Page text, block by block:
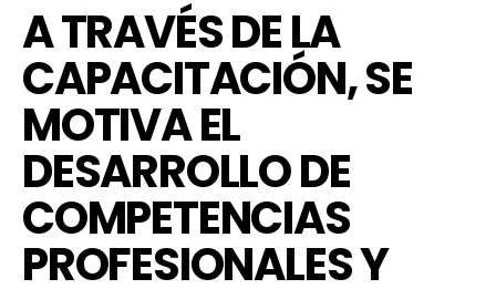
A TRAVÉS DE LA
CAPACITACIÓN, SE
MOTIVA EL
DESARROLLO DE
COMPETENCIAS
PROFESIONALES Y